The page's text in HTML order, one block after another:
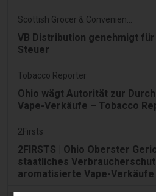
VB Distribution genehmigt
Steuer
Tobacco Reporter
Ohio wägt Autorität zur
Vape-Verkäufe – Tobacco
2Firsts
2FIRSTS | Ohio Oberster
staatliches
aromatisierte Vape-